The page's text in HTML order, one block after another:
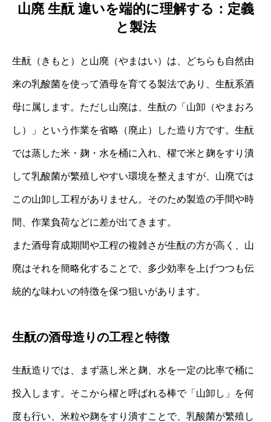
山廃 生酛 違いを端的に理解する：定義
と製法
生酛（きもと）と山廃（やまはい）は、どちらも自然由
来の乳酸菌を使って酒母を育てる製法であり、生酛系酒
母に属します。ただし山廃は、生酛の「山卸（やまおろ
し）」という作業を省略（廃止）した造り方です。生酛
では蒸した米・麹・水を桶に入れ、櫂で米と麹をすり潰
して乳酸菌が繁殖しやすい環境を整えますが、山廃では
この山卸し工程がありません。そのため製造の手間や時
間、作業負荷などに差が出てきます。
また酒母育成期間や工程の複雑さが生酛の方が高く、山
廃はそれを簡略化することで、多少効率を上げつつも伝
統的な味わいの特徴を保つ狙いがあります。
生酛の酒母造りの工程と特徴
生酛造りでは、まず蒸し米と麹、水を一定の比率で桶に
投入します。そこから櫂と呼ばれる棒で「山卸し」を何
度も行い、米粒や麹をすり潰すことで、乳酸菌が繁殖し